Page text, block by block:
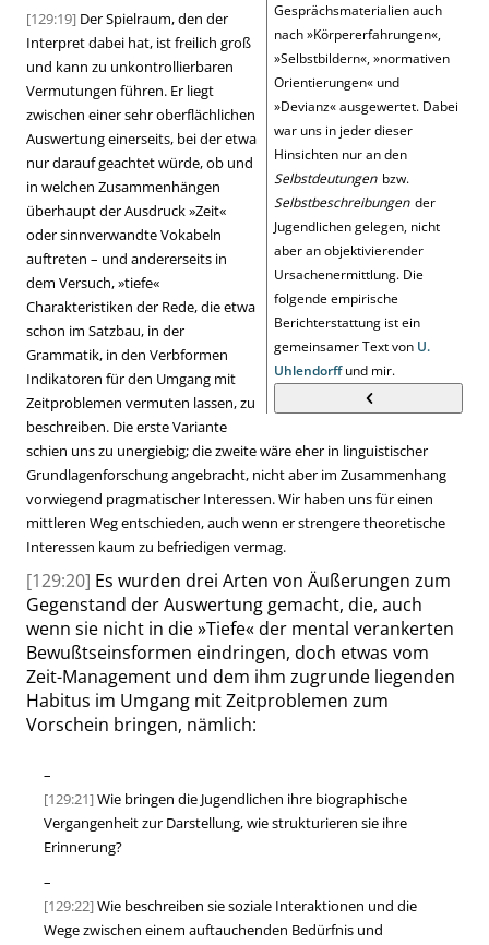
Gesprächsmaterialien auch
nach»Körpererfahrungen«,
»Selbstbildern«,»normativen
Orientierungen« und
»Devianz«ausgewertet. Dabei
war uns in jeder dieser
Hinsichten nur an den
Selbstdeutungen bzw.
Selbstbeschreibungen der
Jugendlichen gelegen, nicht
aber an objektivierender
Ursachenermittlung. Die
folgende empirische
Berichterstattung ist ein
gemeinsamer Text von U.
Uhlendorffund mir.
[129:19] Der Spielraum, den der
Interpret dabei hat, ist freilich groß
und kann zu unkontrollierbaren
Vermutungen führen. Er liegt
zwischen einer sehr oberflächlichen
Auswertung einerseits, bei der etwa
nur darauf geachtet würde, ob und
in welchen Zusammenhängen
überhaupt der Ausdruck»Zeit«
oder sinnverwandte Vokabeln
auftreten – und andererseits in
dem Versuch,»tiefe«
Charakteristiken der Rede, die etwa
schon im Satzbau, in der
Grammatik, in den Verbformen
Indikatoren für den Umgang mit
Zeitproblemen vermuten lassen, zu
beschreiben. Die erste Variante
schien uns zu unergiebig; die zweite wäre eher in linguistischer
Grundlagenforschung angebracht, nicht aber im Zusammenhang
vorwiegend pragmatischer Interessen. Wir haben uns für einen
mittleren Weg entschieden, auch wenn erstrengeretheoretische
Interessen kaum zu befriedigen vermag.
[129:20] Es wurden drei Arten von Äußerungen zum
Gegenstand der Auswertung gemacht, die, auch
wenn sie nicht in die»Tiefe«der mental verankerten
Bewußtseinsformen eindringen, doch etwas vom
Zeit-Management und dem ihm zugrunde liegenden
Habitus im Umgang mit Zeitproblemen zum
Vorschein bringen, nämlich:
–
[129:21]Wie bringen die Jugendlichen ihre biographische
Vergangenheit zur Darstellung, wie strukturieren sie ihre
Erinnerung?
–
[129:22]Wie beschreiben sie soziale Interaktionen und die
Wege zwischen einem auftauchenden Bedürfnis und